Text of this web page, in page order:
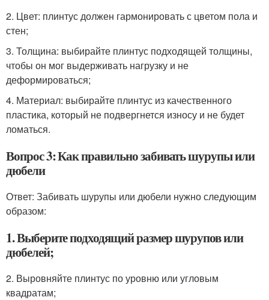
2. Цвет: плинтус должен гармонировать с цветом пола и
стен;
3. Толщина: выбирайте плинтус подходящей толщины,
чтобы он мог выдерживать нагрузку и не
деформироваться;
4. Материал: выбирайте плинтус из качественного
пластика, который не подвергнется износу и не будет
ломаться.
Вопрос 3: Как правильно забивать шурупы или
дюбели
Ответ: Забивать шурупы или дюбели нужно следующим
образом:
1. Выберите подходящий размер шурупов или
дюбелей;
2. Выровняйте плинтус по уровню или угловым
квадратам;